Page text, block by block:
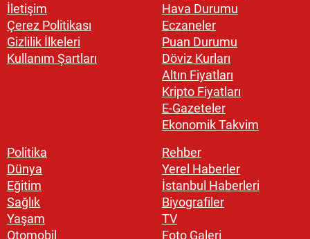
İletişim
Çerez Politikası
Gizlilik İlkeleri
Kullanım Şartları
Hava Durumu
Eczaneler
Puan Durumu
Döviz Kurları
Altın Fiyatları
Kripto Fiyatları
E-Gazeteler
Ekonomik Takvim
Politika
Dünya
Eğitim
Sağlık
Yaşam
Otomobil
Rehber
Yerel Haberler
İstanbul Haberleri
Biyografiler
TV
Foto Galeri